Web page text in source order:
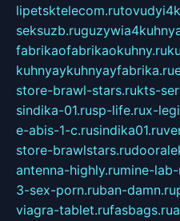
lipetsktelecom.ru
seksuzb.ru
fabrikaofabrikaokuhny.ru
kuhnyaykuhnyayfabrika.ru
store-brawl-stars.rukts-
sindika-01.rusp-life.rux-
e-abis-1-c.rusindika01.ru
store-brawlstars.ru
antenna-highly.rumine-
3-sex-porn.ruban-damn.ru
viagra-tablet.rufasbags.ru